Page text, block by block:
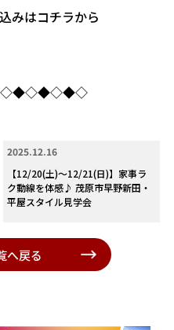
みはコチラから
2025.12.16
【12/20(土)～12/21(日)】家事ラ
ク動線を体感♪ 茂原市早野新田・
平屋スタイル見学会
へ戻る